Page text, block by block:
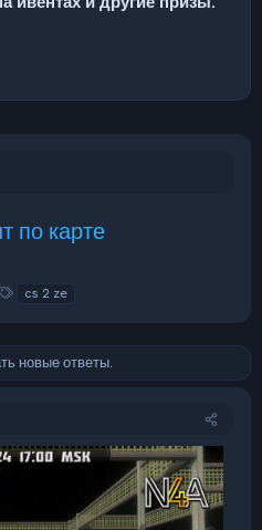
по карте
Т
и
cs 2 ze
новые ответы.